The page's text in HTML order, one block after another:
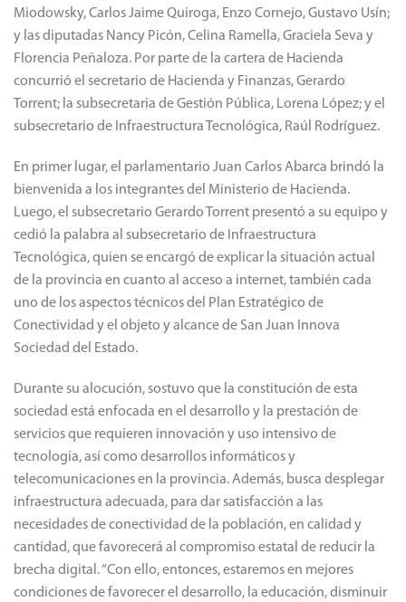
Miodowsky, Carlos Jaime Quiroga, Enzo Cornejo, Gustavo Usín;
y las diputadas Nancy Picón, Celina Ramella, Graciela Seva y
Florencia Peñaloza. Por parte de la cartera de Hacienda
concurrió el secretario de Hacienda y Finanzas, Gerardo
Torrent; la subsecretaria de Gestión Pública, Lorena López; y el
subsecretario de Infraestructura Tecnológica, Raúl Rodríguez.
En primer lugar, el parlamentario Juan Carlos Abarca brindó la
bienvenida a los integrantes del Ministerio de Hacienda.
Luego, el subsecretario Gerardo Torrent presentó a su equipo y
cedió la palabra al subsecretario de Infraestructura
Tecnológica, quien se encargó de explicar la situación actual
de la provincia en cuanto al acceso a internet, también cada
uno de los aspectos técnicos del Plan Estratégico de
Conectividad y el objeto y alcance de San Juan Innova
Sociedad del Estado.
Durante su alocución, sostuvo que la constitución de esta
sociedad está enfocada en el desarrollo y la prestación de
servicios que requieren innovación y uso intensivo de
tecnología, así como desarrollos informáticos y
telecomunicaciones en la provincia. Además, busca desplegar
infraestructura adecuada, para dar satisfacción a las
necesidades de conectividad de la población, en calidad y
cantidad, que favorecerá al compromiso estatal de reducir la
brecha digital. “Con ello, entonces, estaremos en mejores
condiciones de favorecer el desarrollo, la educación, disminuir